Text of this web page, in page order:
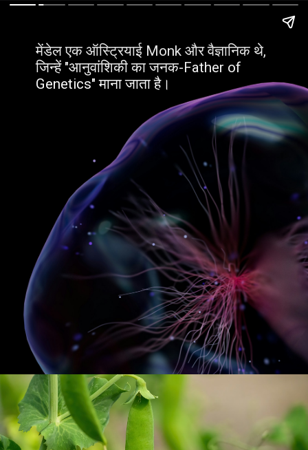
मेंडेल एक ऑस्ट्रियाई Monk और वैज्ञानिक थे,
जिन्हें "आनुवांशिकी का जनक-Father of
Genetics" माना जाता है।